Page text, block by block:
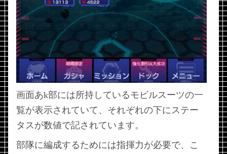
画面あk部には所持しているモビルスーツの一
覧が表示されていて、それぞれの下にステー
タスが数値で記されています。
部隊に編成するためには指揮力が必要で、こ